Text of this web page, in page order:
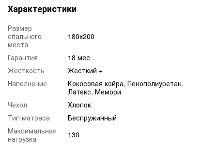
Характеристики
Размер
спального
места
180х200
Гарантия
18 мес
Жесткость
Жесткий +
Наполнение
Кокосовая койра, Пенополиуретан,
Латекс, Мемори
Чехол
Хлопок
Тип матраса
Беспружинный
Максимальная
нагрузка
130